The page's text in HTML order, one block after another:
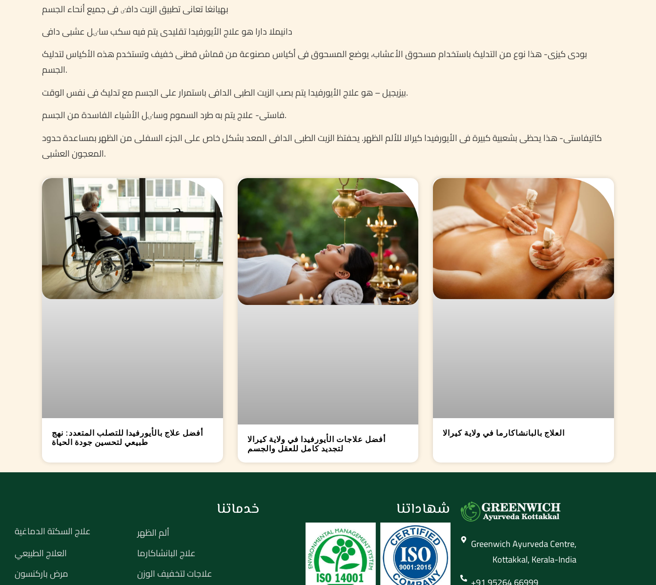
بهیانغا تعانی تطبیق الزیت دافٸ فی جمیع أنحاء الجسم
دانیملا دارا هو علاج الأیورفیدا تقلیدی یتم فیه سکب ساٸل عشبی دافی
بودی کیزی- هذا نوع من التدلیک باستخدام مسحوق الأعشاب، یوضع المسحوق فی أکیاس مصنوعة من قماش قطنی خفیف وتستخدم هذه الأکیاس لتدلیک
الجسم.
بیزیجیل – هو علاج الأیورفیدا یتم بصب الزیت الطبی الدافی باستمرار علی الجسم مع تدلیک فی نفس الوقت.
فاستی- علاج یتم به طرد السموم وساٸل الأشیاء الفاسدة من الجسم.
کاتیفاستی- هذا یحظی بشعبیة کبیرة فی الأیورفیدا کیرالا للألم الظهر. یحفتظ الزیت الطبی الدافی المعد بشکل خاص علی الجزء السفلی من الظهر بمساعدة حدود
المعجون العشبی.
أفضل علاج بالأيورفيدا للتصلب المتعدد: نهج
طبيعي لتحسين جودة الحياة
أفضل علاجات الأيورفيدا في ولاية كيرالا
لتجديد كامل للعقل والجسم
العلاج بالبانشاكارما في ولاية كيرالا
خدماتنا
علاج السكتة الدماغية
ألم الظهر
العلاج الطبيعي
علاج البانشاكارما
مرض باركنسون
علاجات لتخفيف الوزن
شهاداتنا
Greenwich Ayurveda Centre,
Kottakkal, Kerala-India